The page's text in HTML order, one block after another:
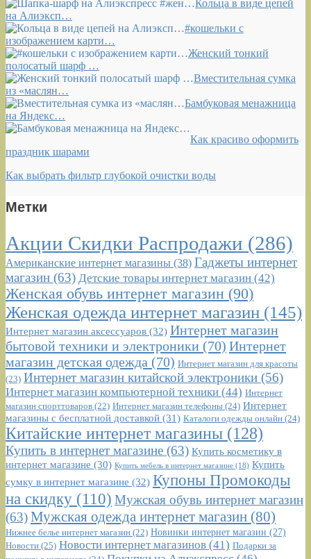
Кольца в виде цепей
на Алиэксп…
#кошельки с
изображением карти…
Женский тонкий
полосатый шарф …
Вместительная сумка
из «маслян…
Бамбуковая менажница
на Яндекс…
Как красиво оформить
праздник шарами
Как выбрать фильтр глубокой очистки воды
Метки
Акции Скидки Распродажи (286)
Американские интернет магазины (38) Гаджеты интернет
магазин (63) Детские товары интернет магазин (42)
Женская обувь интернет магазин (90)
Женская одежда интернет магазин (145)
Интернет магазин аксессуаров (32) Интернет магазин
бытовой техники и электроники (70) Интернет
магазин детская одежда (70) Интернет магазин для красоты
(23) Интернет магазин китайской электроники (56)
Интернет магазин компьютерной техники (44) Интернет
магазин спорттоваров (22) Интернет магазин телефоны (24) Интернет
магазины с бесплатной доставкой (31) Каталоги одежды онлайн (24)
Китайские интернет магазины (128)
Купить в интернет магазине (63) Купить косметику в
интернет магазине (30) Купить мебель в интернет магазине (18) Купить
сумку в интернет магазине (32) Купоны Промокоды
на скидку (110) Мужская обувь интернет магазин
(63)Мужская одежда интернет магазин (80)
Нижнее белье интернет магазин (22) Новинки интернет магазин (27)
Новости (25) Новости интернет магазинов (41) Подарки за